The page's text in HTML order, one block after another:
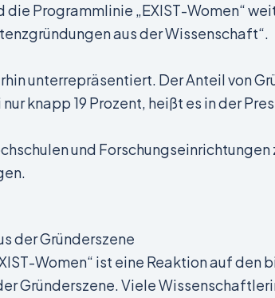
Programmlinie „EXIST-Women“
aus der Wissenschaft“.
unterrepräsentiert. Der Anteil von
knapp 19 Prozent, heißt es in der
und
der Gründerszene
Women“ ist eine Reaktion auf den
Gründerszene. Viele